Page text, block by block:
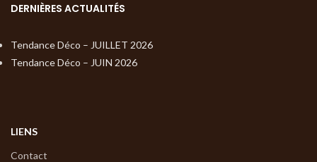
DERNIÈRES ACTUALITÉS
Tendance Déco – JUILLET 2026
Tendance Déco – JUIN 2026
LIENS
Contact